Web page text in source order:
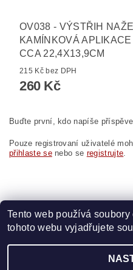
OV038 - VÝSTŘIH
KAMÍNKOVÁ
CCA 22,4X13,9CM
215 Kč bez DPH
260 Kč
Buďte první, kdo napíše
Pouze registrovaní uživatelé
přihlaste senebo se registrujte
Zboží.cz | Heureka.cz |
Tento web používá
tohoto webu vyjadřujete